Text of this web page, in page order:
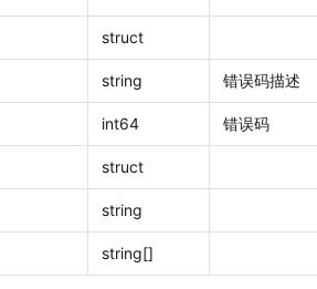
struct
string 错误码描述
int64 错误码
struct
string
string[]